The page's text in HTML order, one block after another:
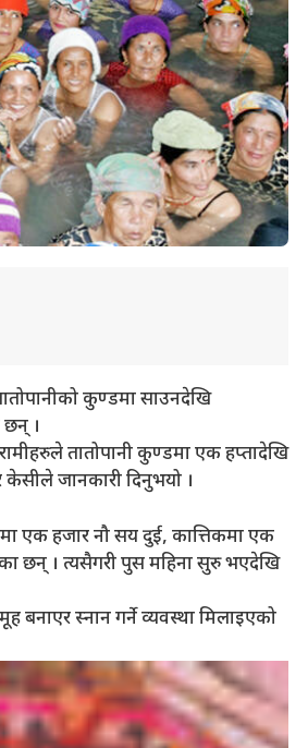
कुण्डमा साउनदेखि
छन् ।
तातोपानी कुण्डमा एक हप्तादेखि
जानकारी दिनुभयो ।
एक हजार नौ सय दुई, कात्तिकमा एक
छन् । त्यसैगरी पुस महिना सुरु भएदेखि
बनाएर स्नान गर्ने व्यवस्था मिलाइएको